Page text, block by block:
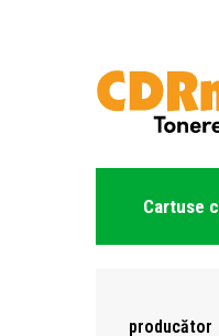
Cartuse
producător